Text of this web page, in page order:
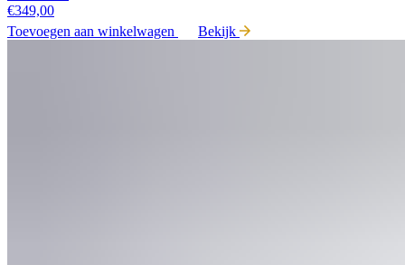
€349,00
Toevoegen aan winkelwagen
Bekijk